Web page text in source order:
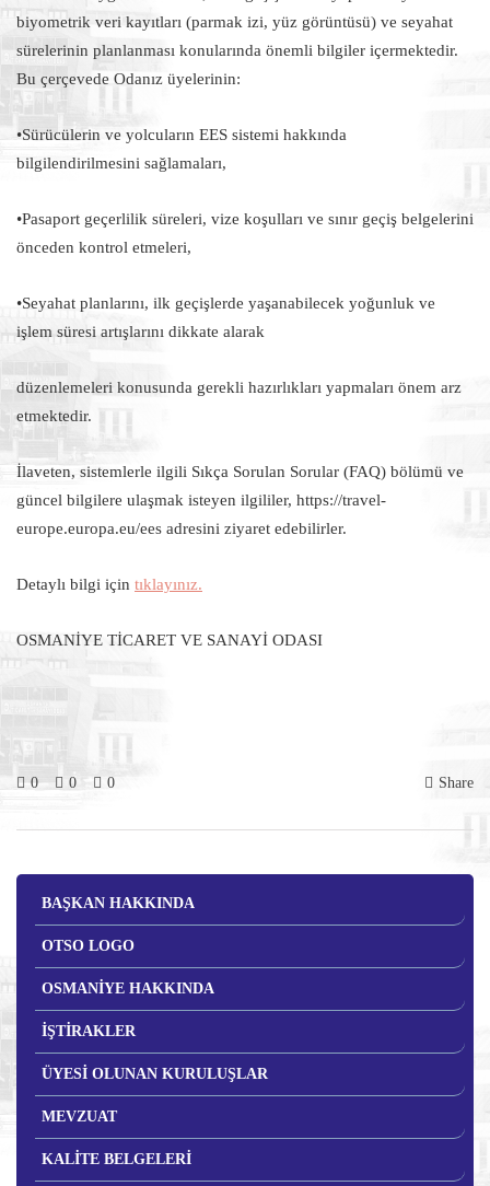
biyometrik veri kayıtları (parmak izi, yüz görüntüsü) ve seyahat
sürelerinin planlanması konularında önemli bilgiler içermektedir.
Bu çerçevede Odanız üyelerinin:
•Sürücülerin ve yolcuların EES sistemi hakkında
bilgilendirilmesini sağlamaları,
•Pasaport geçerlilik süreleri, vize koşulları ve sınır geçiş belgelerini
önceden kontrol etmeleri,
•Seyahat planlarını, ilk geçişlerde yaşanabilecek yoğunluk ve
işlem süresi artışlarını dikkate alarak
düzenlemeleri konusunda gerekli hazırlıkları yapmaları önem arz
etmektedir.
İlaveten, sistemlerle ilgili Sıkça Sorulan Sorular (FAQ) bölümü ve
güncel bilgilere ulaşmak isteyen ilgililer, https://travel-
europe.europa.eu/ees adresini ziyaret edebilirler.
Detaylı bilgi için tıklayınız.
OSMANİYE TİCARET VE SANAYİ ODASI
0 0 0 Share
BAŞKAN HAKKINDA
OTSO LOGO
OSMANİYE HAKKINDA
İŞTİRAKLER
ÜYESİ OLUNAN KURULUŞLAR
MEVZUAT
KALİTE BELGELERİ